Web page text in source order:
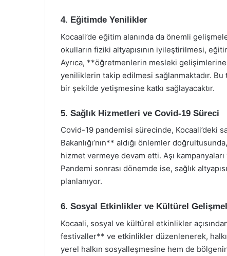
4. Eğitimde Yenilikler
Kocaali’de eğitim alanında da önemli
okulların fiziki altyapısının iyileştirilmesi,
Ayrıca, **öğretmenlerin mesleki
yeniliklerin takip edilmesi sağlanmaktadır. Bu
bir şekilde yetişmesine katkı sağlayacaktır.
5. Sağlık Hizmetleri ve Covid-19 Süreci
Covid-19 pandemisi sürecinde, Kocaali’deki
Bakanlığı’nın** aldığı önlemler
hizmet vermeye devam etti. Aşı
Pandemi sonrası dönemde ise, sağlık
planlanıyor.
6. Sosyal Etkinlikler ve Kültürel
Kocaali, sosyal ve kültürel etkinlikler
festivaller** ve etkinlikler düzenlenerek,
yerel halkın sosyalleşmesine hem de bölgenin